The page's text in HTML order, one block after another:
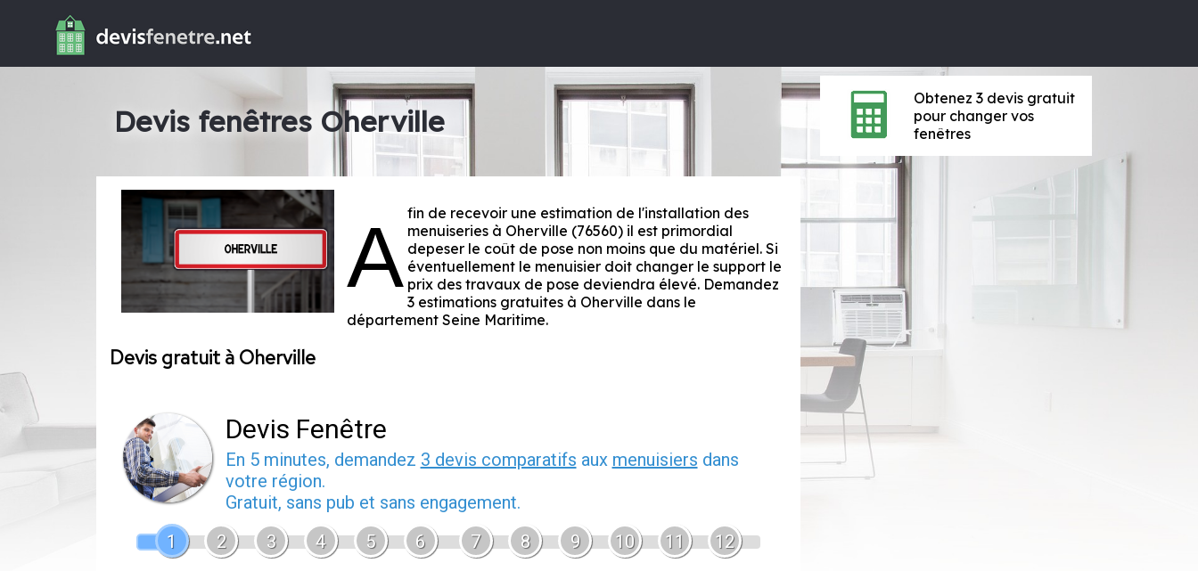
Devis fenêtres Oherville
A fin de recevoir une estimation de l'installation des
menuiseries à Oherville (76560) il est primordial
depeser le coût de pose non moins que du matériel. Si
éventuellement le menuisier doit changer le support le
prix des travaux de pose deviendra élevé. Demandez
3 estimations gratuites à Oherville dans le
département Seine Maritime.
Devis gratuit à Oherville
Devis Fenêtre
En 5 minutes, demandez 3 devis comparatifs aux menuisiers dans
votre région.
Gratuit, sans pub et sans engagement.
1
2 3 4 5 6 7 8 9 10 11 12
Obtenez 3 devis gratuit
pour changer vos
fenêtres